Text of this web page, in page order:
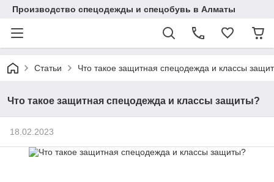
Производство спецодежды и спецобувь в Алматы
Статьи Что такое защитная спецодежда и классы
Что такое защитная спецодежда и классы защиты?
18.02.2023